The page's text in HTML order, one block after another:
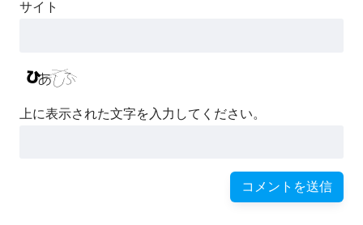
サイト
上に表示された文字を入力してください。